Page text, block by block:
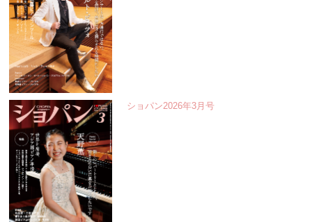
ショパン2026年3月号